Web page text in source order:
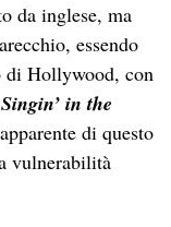
da inglese, ma
essendo
di Hollywood, con
Singin’ in the
di questo
vulnerabilità